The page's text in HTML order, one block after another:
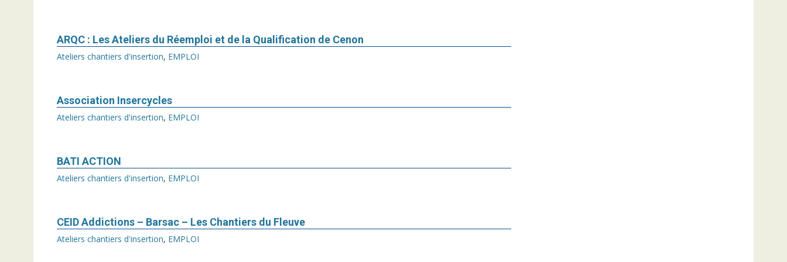
ARQC : Les Ateliers du Réemploi et de la Qualification de Cenon
Ateliers chantiers d'insertion, EMPLOI
Association Insercycles
Ateliers chantiers d'insertion, EMPLOI
BATI ACTION
Ateliers chantiers d'insertion, EMPLOI
CEID Addictions – Barsac – Les Chantiers du Fleuve
Ateliers chantiers d'insertion, EMPLOI